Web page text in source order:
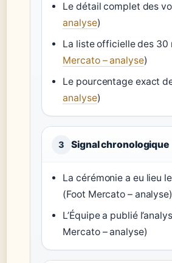
Le détail complet des
analyse)
La liste officielle des 30
Mercato – analyse)
Le pourcentage exact
analyse)
3 Signal chronologique
La cérémonie a eu lieu
(Foot Mercato – analyse)
L’Équipe a publié
Mercato – analyse)